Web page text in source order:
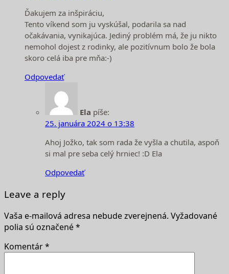
Ďakujem za inšpiráciu,
Tento víkend som ju vyskúšal, podarila sa nad
očakávania, vynikajúca. Jediný problém má, že ju nikto
nemohol dojest z rodinky, ale pozitívnum bolo že bola
skoro celá iba pre mňa:-)
Odpovedať
Ela píše:
25. januára 2024 o 13:38
Ahoj Jožko, tak som rada že vyšla a chutila, aspoň
si mal pre seba celý hrniec! :D Ela
Odpovedať
Leave a reply
Vaša e-mailová adresa nebude zverejnená. Vyžadované
polia sú označené*
Komentár*